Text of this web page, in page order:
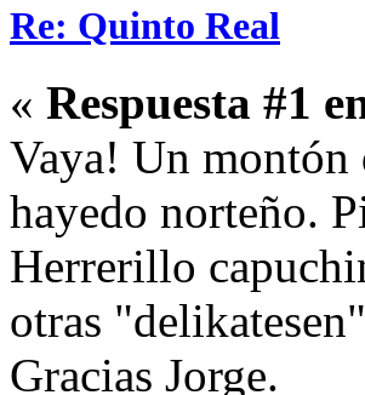
Re: Quinto Real
« Respuesta #1
Vaya! Un montón
hayedo norteño.
Herrerillo
otras
Gracias Jorge.